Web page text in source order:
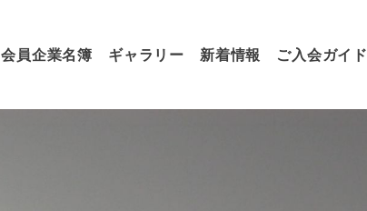
会員企業名簿 ギャラリー 新着情報 ご入会ガイド